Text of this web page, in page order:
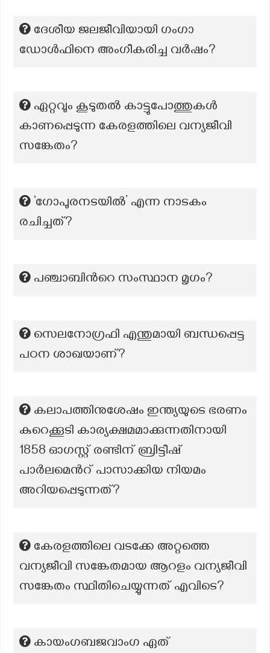
ദേശീയ ജലജീവിയായി ഗംഗാ
ഡോൾഫിനെ അംഗീകരിച്ച വർഷം?
ഏറ്റവും കൂടുതൽ കാട്ടുപോത്തുകൾ
കാണപ്പെടുന്ന കേരളത്തിലെ വന്യജീവി
സങ്കേതം?
‘ഗോപുരനടയിൽ’ എന്ന നാടകം
രചിച്ചത്?
പഞ്ചാബിന്‍റെ സംസ്ഥാന മൃഗം?
സെലനോഗ്രഫി എന്തുമായി ബന്ധപ്പെട്ട
പഠന ശാഖയാണ്?
കലാപത്തിനുശേഷം ഇന്ത്യയുടെ ഭരണം
കുറെക്കൂടി കാര്യക്ഷമമാക്കുന്നതിനായി
1858 ഓഗസ്റ്റ് രണ്ടിന് ബ്രിട്ടീഷ്
പാർലമെൻറ് പാസാക്കിയ നിയമം
അറിയപ്പെടുന്നത്?
കേരളത്തിലെ വടക്കേ അറ്റത്തെ
വന്യജീവി സങ്കേതമായ ആറളം വന്യജീവി
സങ്കേതം സ്ഥിതിചെയ്യുന്നത് എവിടെ?
കായംഗബജവാംഗ ഏത്